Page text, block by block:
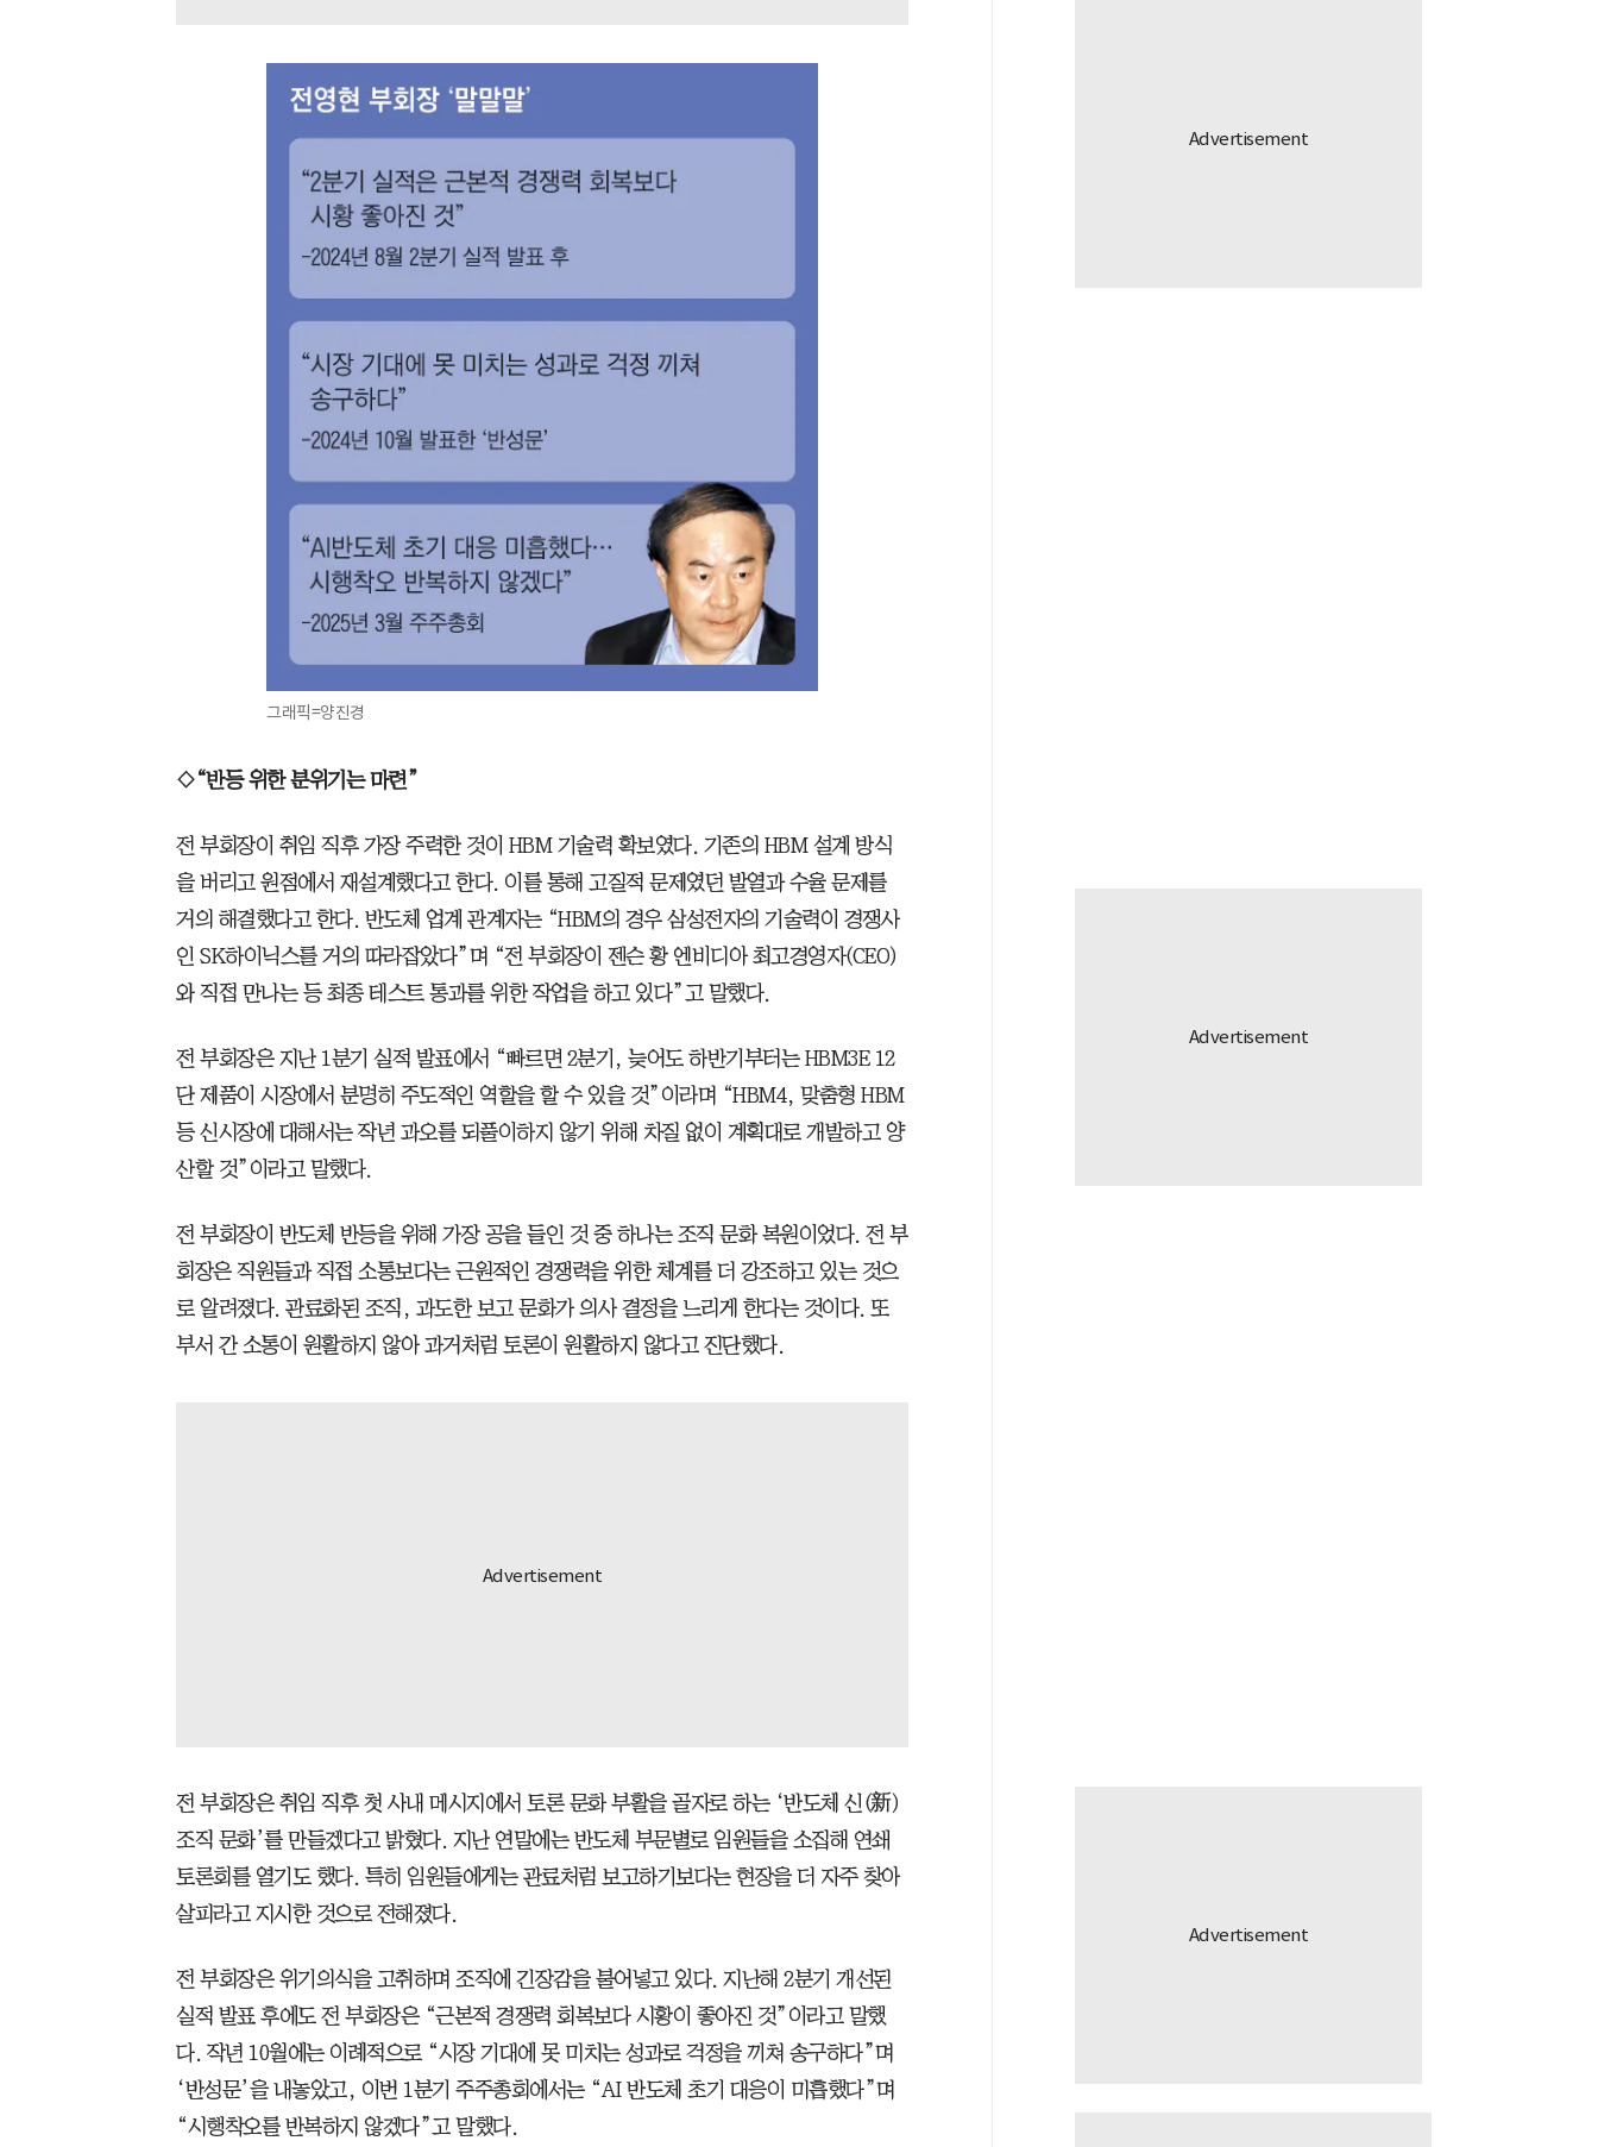
그래픽=양진경
◇“반등 위한 분위기는 마련”
전 부회장이 취임 직후 가장 주력한 것이 HBM 기술력 확보였다. 기존의 HBM 설계 방식
을 버리고 원점에서 재설계했다고 한다. 이를 통해 고질적 문제였던 발열과 수율 문제를
거의 해결했다고 한다. 반도체 업계 관계자는 “HBM의 경우 삼성전자의 기술력이 경쟁사
인 SK하이닉스를 거의 따라잡았다”며 “전 부회장이 젠슨 황 엔비디아 최고경영자(CEO)
와 직접 만나는 등 최종 테스트 통과를 위한 작업을 하고 있다”고 말했다.
전 부회장은 지난 1분기 실적 발표에서 “빠르면 2분기, 늦어도 하반기부터는 HBM3E 12
단 제품이 시장에서 분명히 주도적인 역할을 할 수 있을 것”이라며 “HBM4, 맞춤형 HBM
등 신시장에 대해서는 작년 과오를 되풀이하지 않기 위해 차질 없이 계획대로 개발하고 양
산할 것”이라고 말했다.
전 부회장이 반도체 반등을 위해 가장 공을 들인 것 중 하나는 조직 문화 복원이었다. 전 부
회장은 직원들과 직접 소통보다는 근원적인 경쟁력을 위한 체계를 더 강조하고 있는 것으
로 알려졌다. 관료화된 조직, 과도한 보고 문화가 의사 결정을 느리게 한다는 것이다. 또
부서 간 소통이 원활하지 않아 과거처럼 토론이 원활하지 않다고 진단했다.
전 부회장은 취임 직후 첫 사내 메시지에서 토론 문화 부활을 골자로 하는 ‘반도체 신(新)
조직 문화’를 만들겠다고 밝혔다. 지난 연말에는 반도체 부문별로 임원들을 소집해 연쇄
토론회를 열기도 했다. 특히 임원들에게는 관료처럼 보고하기보다는 현장을 더 자주 찾아
살피라고 지시한 것으로 전해졌다.
전 부회장은 위기의식을 고취하며 조직에 긴장감을 불어넣고 있다. 지난해 2분기 개선된
실적 발표 후에도 전 부회장은 “근본적 경쟁력 회복보다 시황이 좋아진 것”이라고 말했
다. 작년 10월에는 이례적으로 “시장 기대에 못 미치는 성과로 걱정을 끼쳐 송구하다”며
‘반성문’을 내놓았고, 이번 1분기 주주총회에서는 “AI 반도체 초기 대응이 미흡했다”며
“시행착오를 반복하지 않겠다”고 말했다.